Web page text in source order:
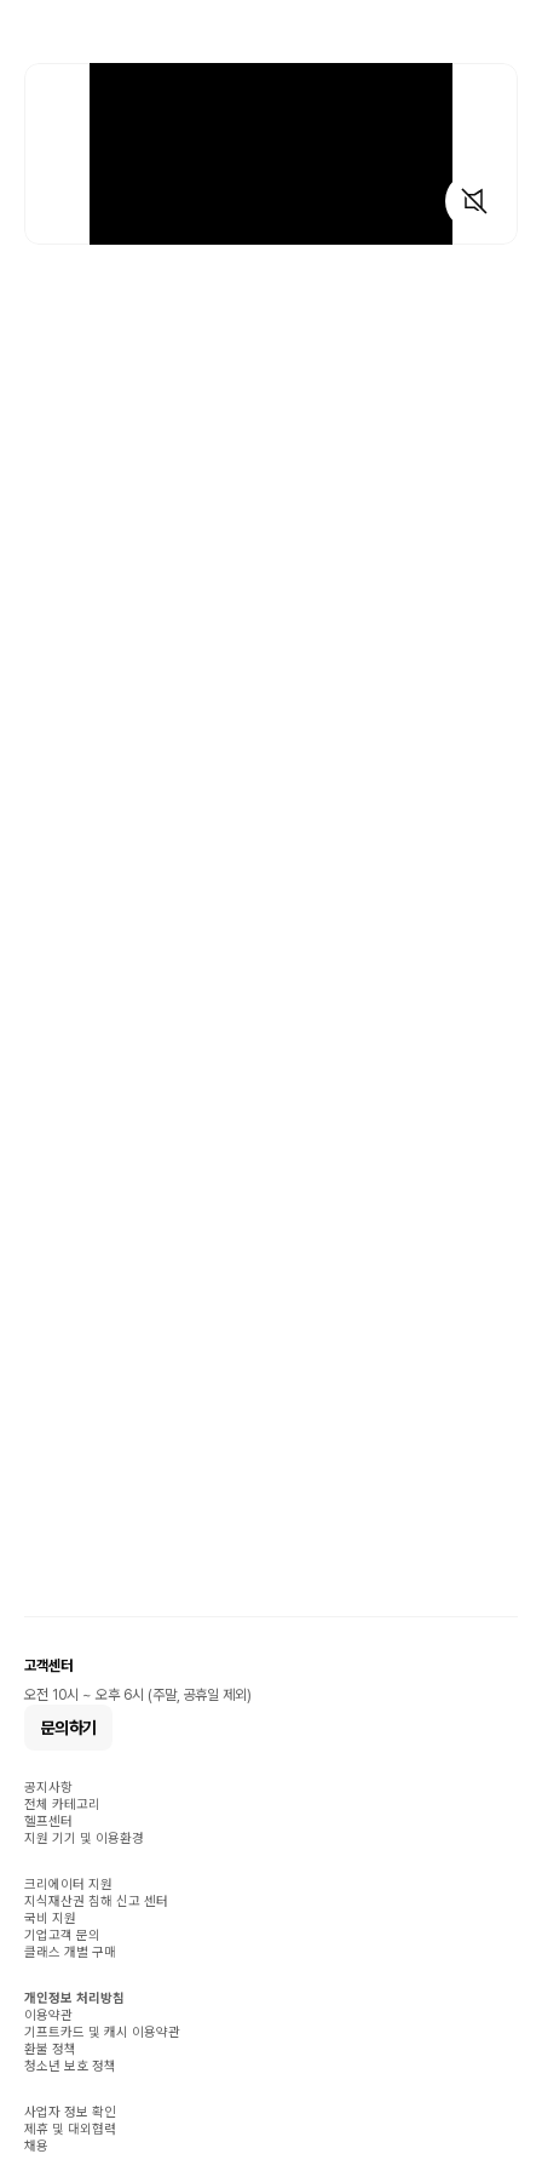
고객센터
오전 10시 ~ 오후 6시 (주말, 공휴일 제외)
문의하기
공지사항
전체 카테고리
헬프센터
지원 기기 및 이용환경
크리에이터 지원
지식재산권 침해 신고 센터
국비 지원
기업고객 문의
클래스 개별 구매
개인정보 처리방침
이용약관
기프트카드 및 캐시 이용약관
환불 정책
청소년 보호 정책
사업자 정보 확인
제휴 및 대외협력
채용